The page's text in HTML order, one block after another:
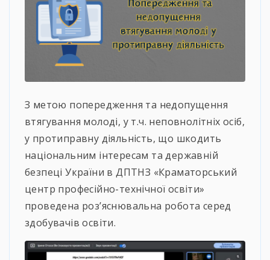
З метою попередження та недопущення
втягування молоді, у т.ч. неповнолітніх осіб,
у протиправну діяльність, що шкодить
національним інтересам та державній
безпеці України в ДПТНЗ «Краматорський
центр професійно-технічної освіти»
проведена роз’яснювальна робота серед
здобувачів освіти.